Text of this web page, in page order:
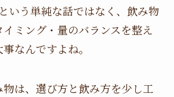
いう単純な話ではなく、飲み物
ミング・量のバランスを整え
なんですよね。
は、選び方と飲み方を少し工